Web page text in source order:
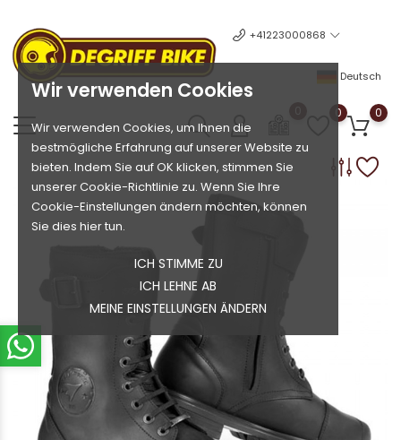
Wir verwenden Cookies
Wir verwenden Cookies, um Ihnen die
bestmögliche Erfahrung auf unserer Website zu
bieten. Indem Sie auf OK klicken, stimmen Sie
unserer Cookie-Richtlinie zu. Wenn Sie Ihre
Cookie-Einstellungen ändern möchten, können
Sie dies hier tun.
ICH STIMME ZU
ICH LEHNE AB
MEINE EINSTELLUNGEN ÄNDERN
+41223000868
Deutsch
0 0